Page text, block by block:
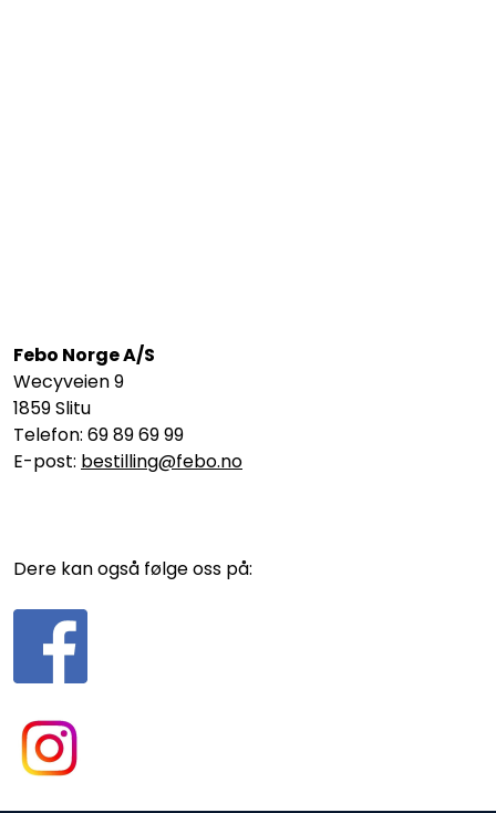
Febo Norge A/S
Wecyveien 9
1859 Slitu
Telefon: 69 89 69 99
E-post: bestilling@febo.no
Dere kan også følge oss på: